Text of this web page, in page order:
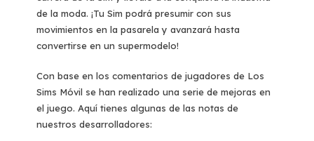
de la moda. ¡Tu Sim podrá presumir con sus
movimientos en la pasarela y avanzará hasta
convertirse en un supermodelo!
Con base en los comentarios de jugadores de Los
Sims Móvil se han realizado una serie de mejoras en
el juego. Aquí tienes algunas de las notas de
nuestros desarrolladores: